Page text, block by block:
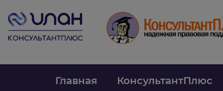
Главная КонсультантПлюс